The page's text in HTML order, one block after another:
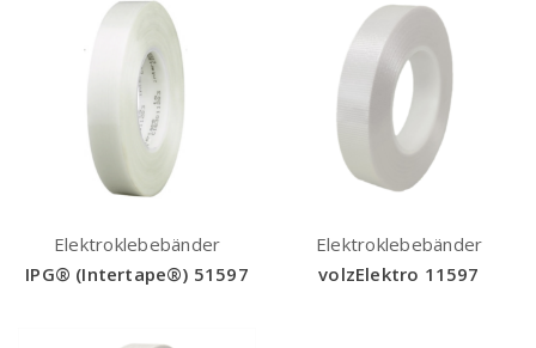
Elektroklebebänder
IPG® (Intertape®) 51597
Elektroklebebänder
volzElektro 11597